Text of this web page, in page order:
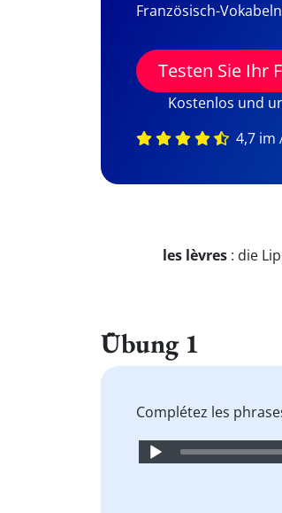
Französisch-
Testen Sie Ihr
Kostenlos und
4,7 im
les lèvres : die
Übung 1
Complétez les
Audio